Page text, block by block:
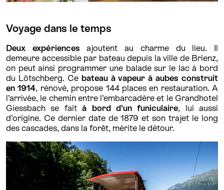
Voyage dans le temps
Deux expériences ajoutent au charme du lieu. Il
demeure accessible par bateau depuis la ville de Brienz,
on peut ainsi programmer une balade sur le lac à bord
du Lötschberg. Ce bateau à vapeur à aubes construit
en 1914, rénové, propose 144 places en restauration. A
l’arrivée, le chemin entre l’embarcadère et le Grandhotel
Giessbach se faità bord d’un funiculaire, lui aussi
d’origine. Ce dernier date de 1879 et son trajet le long
des cascades, dans la forêt, mérite le détour.